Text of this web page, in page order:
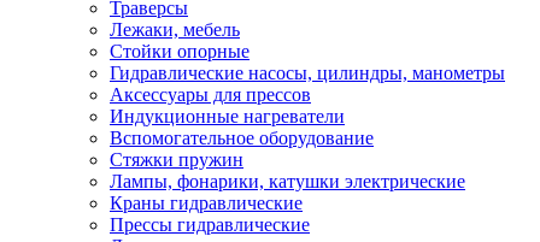
Траверсы
Лежаки, мебель
Стойки опорные
Гидравлические насосы, цилиндры, манометры
Аксессуары для прессов
Индукционные нагреватели
Вспомогательное оборудование
Стяжки пружин
Лампы, фонарики, катушки электрические
Краны гидравлические
Прессы гидравлические